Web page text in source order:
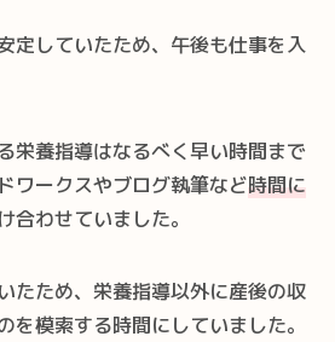
定していたため、午後も仕事を入
栄養指導はなるべく早い時間まで
ワークスやブログ執筆など時間に
合わせていました。
たため、栄養指導以外に産後の収
を模索する時間にしていました。